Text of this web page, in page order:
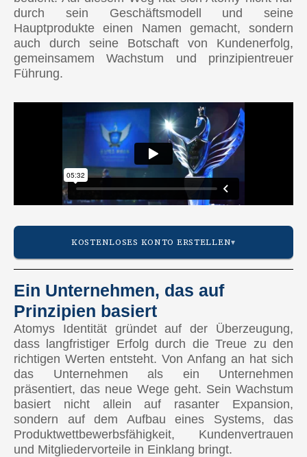
durch sein Geschäftsmodell und seine
Hauptprodukte einen Namen gemacht, sondern
auch durch seine Botschaft von Kundenerfolg,
gemeinsamem Wachstum und prinzipientreuer
Führung.
KOSTENLOSES KONTO ERSTELLEN
AMERIKA
🇺🇸 Vereinigte Staaten
🇨🇦 Kanada
🇲🇽 Mexiko
🇨🇴 Kolumbien
🇧🇷 Brasilien
Ein Unternehmen, das auf
Prinzipien basiert
Atomys Identität gründet auf der Überzeugung,
dass langfristiger Erfolg durch die Treue zu den
richtigen Werten entsteht. Von Anfang an hat sich
das Unternehmen als ein Unternehmen
präsentiert, das neue Wege geht. Sein Wachstum
basiert nicht allein auf rasanter Expansion,
sondern auf dem Aufbau eines Systems, das
Produktwettbewerbsfähigkeit, Kundenvertrauen
und Mitgliedervorteile in Einklang bringt.